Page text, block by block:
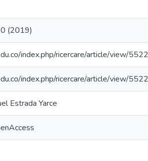
(2019)
index.php/ricercare/article/view/5522
index.php/ricercare/article/view/5522
Estrada Yarce